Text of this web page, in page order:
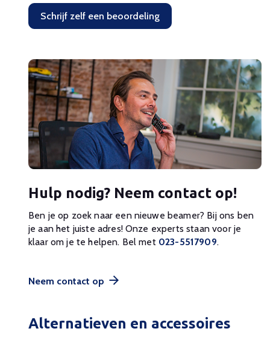
Schrijf zelf een beoordeling
Hulp nodig? Neem contact op!
Ben je op zoek naar een nieuwe beamer? Bij ons ben
je aan het juiste adres! Onze experts staan voor je
klaar om je te helpen. Bel met 023-5517909.
Neem contact op
Alternatieven en accessoires